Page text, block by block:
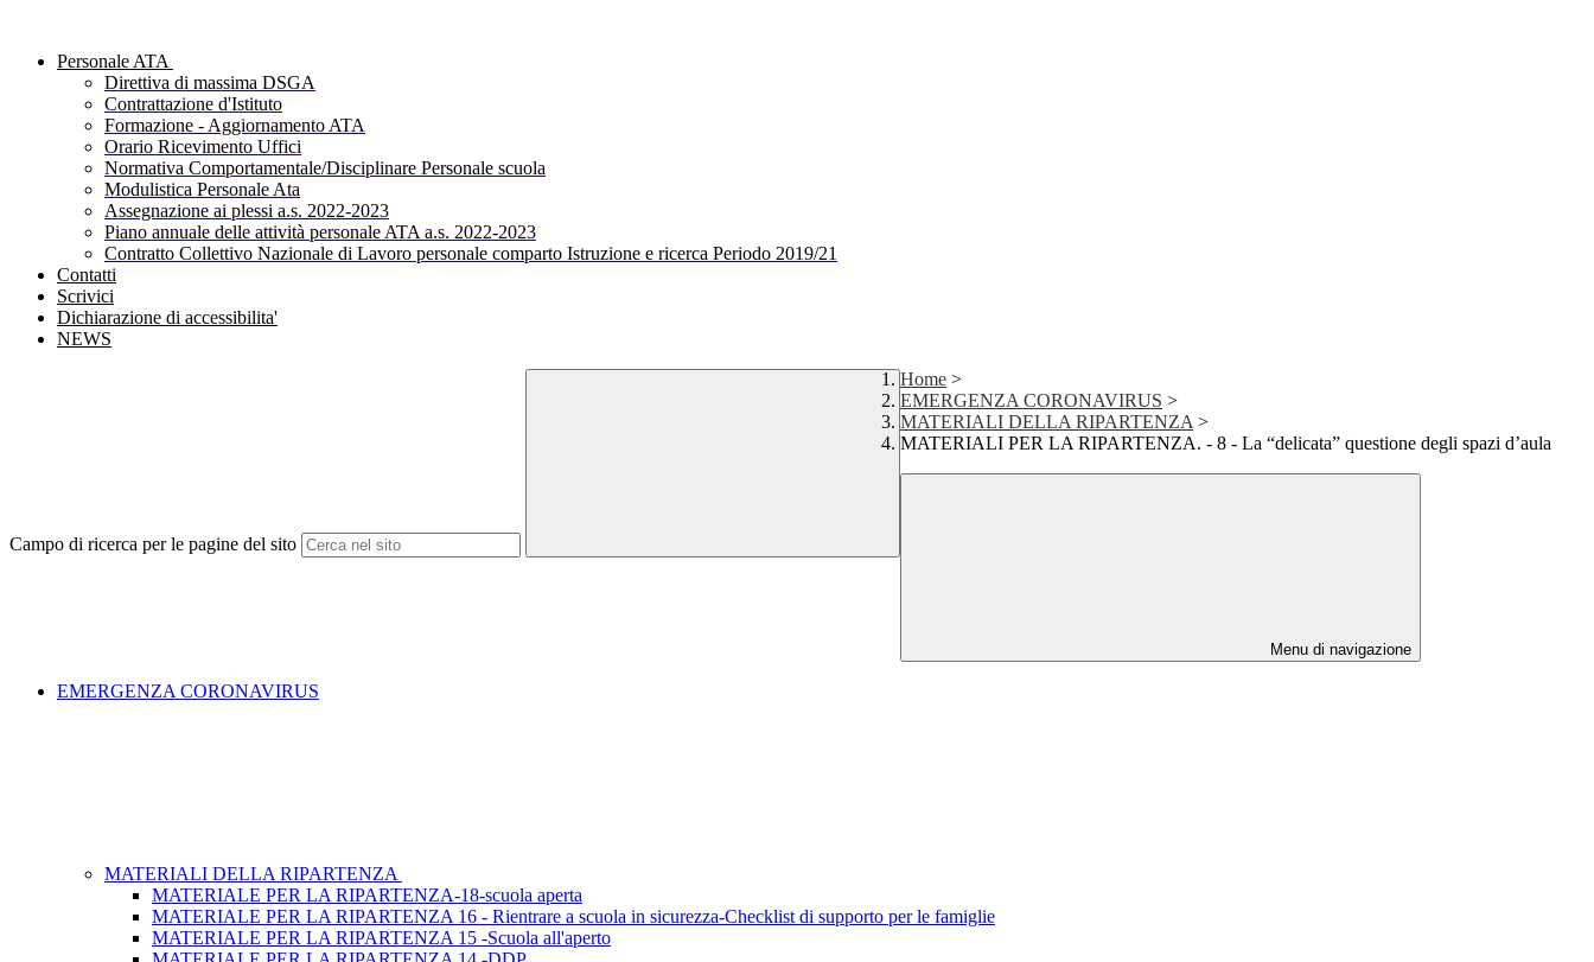
Personale ATA
Direttiva di massima DSGA
Contrattazione d'Istituto
Formazione - Aggiornamento ATA
Orario Ricevimento Uffici
Normativa Comportamentale/Disciplinare Personale scuola
Modulistica Personale Ata
Assegnazione ai plessi a.s. 2022-2023
Piano annuale delle attività personale ATA a.s. 2022-2023
Contratto Collettivo Nazionale di Lavoro personale comparto Istruzione e ricerca Periodo 2019/21
Contatti
Scrivici
Dichiarazione di accessibilita'
NEWS
Campo di ricerca per le pagine del sito
Home >
EMERGENZA CORONAVIRUS >
MATERIALI DELLA RIPARTENZA >
MATERIALI PER LA RIPARTENZA. - 8 - La “delicata” questione degli spazi d’aula
Menu di navigazione
EMERGENZA CORONAVIRUS
MATERIALI DELLA RIPARTENZA
MATERIALE PER LA RIPARTENZA-18-scuola aperta
MATERIALE PER LA RIPARTENZA 16 - Rientrare a scuola in sicurezza-Checklist di supporto per le famiglie
MATERIALE PER LA RIPARTENZA 15 -Scuola all'aperto